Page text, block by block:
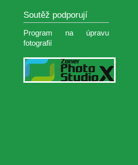
Soutěž podporují
Program na úpravu
fotografií